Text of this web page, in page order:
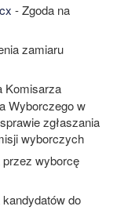
- Zgoda na
zamiaru
Komisarza
Wyborczego w
zgłaszania
wyborczych
przez wyborcę
do